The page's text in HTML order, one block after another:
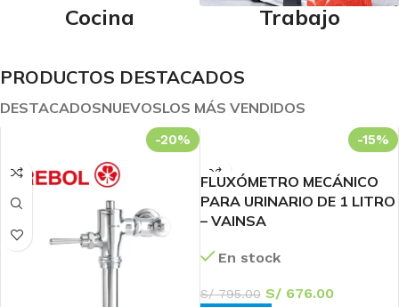
Cocina Trabajo
PRODUCTOS DESTACADOS
DESTACADOSNUEVOSLOS MÁS VENDIDOS
-20% -15%
FLUXÓMETRO MECÁNICO
PARA URINARIO DE 1 LITRO
– VAINSA
En stock
S/795.00 S/676.00